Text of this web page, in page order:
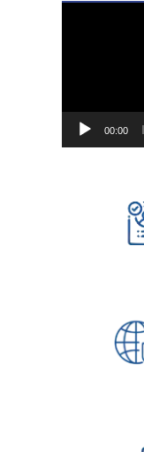
00:00